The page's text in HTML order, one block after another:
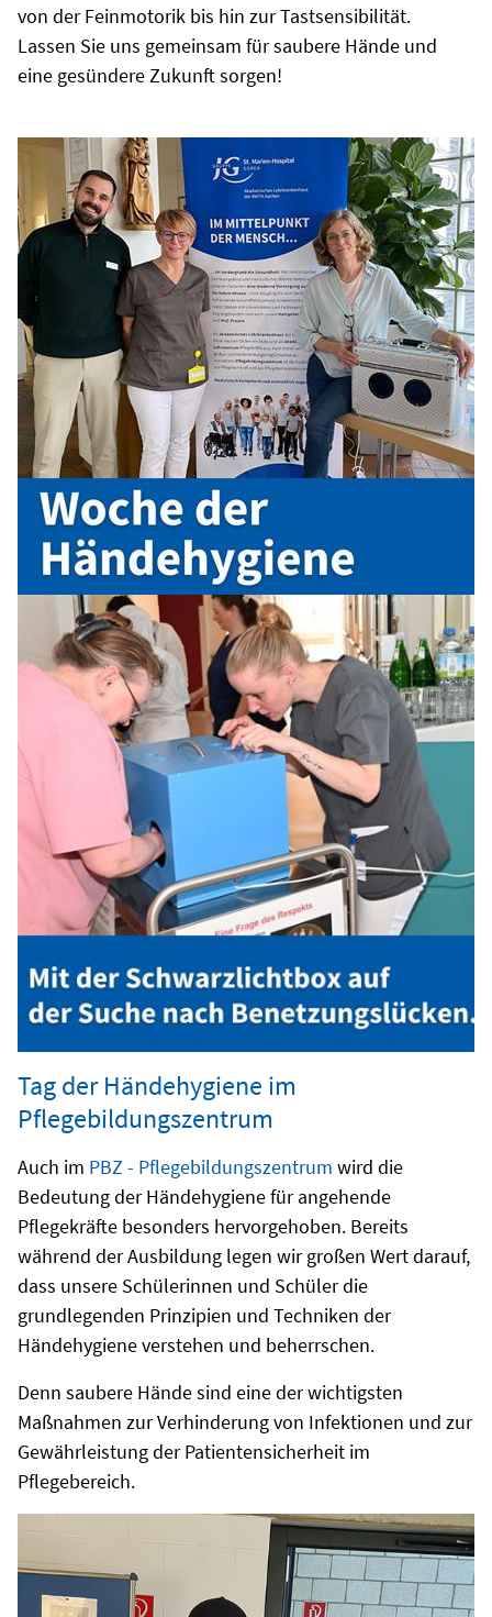
von der Feinmotorik bis hin zur Tastsensibilität.
Lassen Sie uns gemeinsam für saubere Hände und
eine gesündere Zukunft sorgen!
Tag der Händehygiene im
Pflegebildungszentrum
Auch im PBZ - Pflegebildungszentrum wird die
Bedeutung der Händehygiene für angehende
Pflegekräfte besonders hervorgehoben. Bereits
während der Ausbildung legen wir großen Wert darauf,
dass unsere Schülerinnen und Schüler die
grundlegenden Prinzipien und Techniken der
Händehygiene verstehen und beherrschen.
Denn saubere Hände sind eine der wichtigsten
Maßnahmen zur Verhinderung von Infektionen und zur
Gewährleistung der Patientensicherheit im
Pflegebereich.